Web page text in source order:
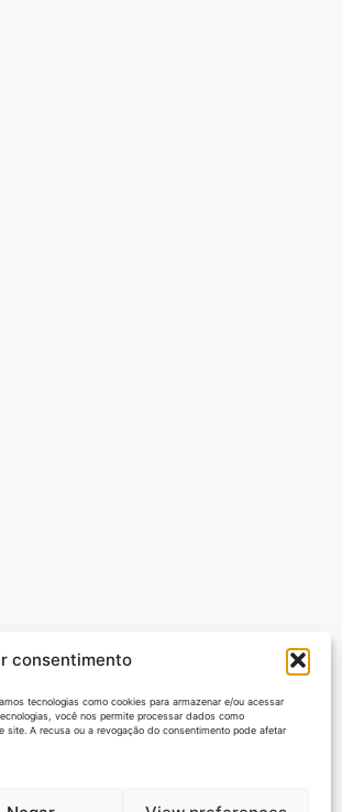
consentimento
tecnologias como cookies para armazenar e/ou acessar
você nos permite processar dados como
site. A recusa ou a revogação do consentimento pode afetar